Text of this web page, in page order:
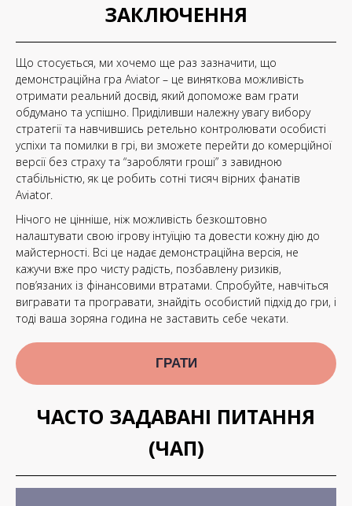
ЗАКЛЮЧЕННЯ
Що стосується, ми хочемо ще раз зазначити, що
демонстраційна гра Aviator – це виняткова можливість
отримати реальний досвід, який допоможе вам грати
обдумано та успішно. Приділивши належну увагу вибору
стратегії та навчившись ретельно контролювати особисті
успіхи та помилки в грі, ви зможете перейти до комерційної
версії без страху та “заробляти гроші” з завидною
стабільністю, як це робить сотні тисяч вірних фанатів
Aviator.
Нічого не цінніше, ніж можливість безкоштовно
налаштувати свою ігрову інтуїцію та довести кожну дію до
майстерності. Всі це надає демонстраційна версія, не
кажучи вже про чисту радість, позбавлену ризиків,
пов’язаних із фінансовими втратами. Спробуйте, навчіться
вигравати та програвати, знайдіть особистий підхід до гри, і
тоді ваша зоряна година не заставить себе чекати.
ГРАТИ
ЧАСТО ЗАДАВАНІ ПИТАННЯ
(ЧАП)